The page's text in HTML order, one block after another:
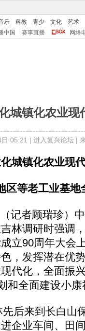
乐 科教 青少 文化
艺术
中国 赛事直播 网络
城镇化农业现
05:21 | 进入复兴论坛|
城镇化农业现
区等老工业基地
者顾瑞珍）中
林调研时强调
立90周年大会
，发挥潜在优
代化，全面振
和全面建设小
后来到长白山
企业车间、田